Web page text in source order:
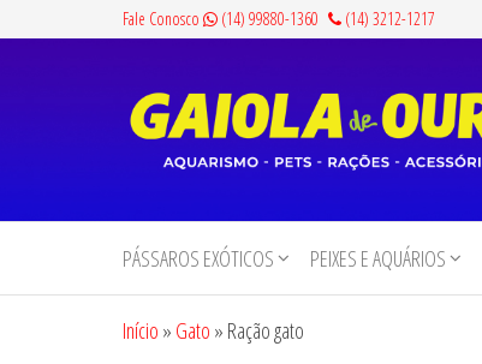
Fale Conosco (14) 99880-1360 (14) 3212-1217
de
Ouro
Pets,
Rações e
PÁSSAROS EXÓTICOS PEIXES E AQUÁRIOS
Início » Gato » Ração gato